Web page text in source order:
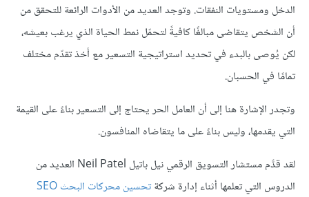
الدخل ومستويات النفقات. وتوجد العديد من الأدوات الرائعة للتحقق من
أن الشخص يتقاضى مبالغًا كافيةً لتحمّل نمط الحياة الذي يرغب بعيشه،
لكن يُوصى بالبدء في تحديد استراتيجية التسعير مع أخذ تقدّم مختلف
تمامًا في الحسبان.
وتجدر الإشارة هنا إلى أن العامل الحر يحتاج إلى التسعير بناءً على القيمة
التي يقدمها، وليس بناءً على ما يتقاضاه المنافسون.
لقد قدَّم مستشار التسويق الرقمي نيل باتيل Neil Patel العديد من
الدروس التي تعلمها أثناء إدارة شركةتحسين محركات البحث SEO